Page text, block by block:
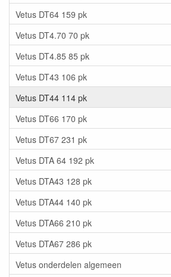
Vetus DT64 159 pk
Vetus DT4.70 70 pk
Vetus DT4.85 85 pk
Vetus DT43 106 pk
Vetus DT44 114 pk
Vetus DT66 170 pk
Vetus DT67 231 pk
Vetus DTA 64 192 pk
Vetus DTA43 128 pk
Vetus DTA44 140 pk
Vetus DTA66 210 pk
Vetus DTA67 286 pk
Vetus onderdelen algemeen